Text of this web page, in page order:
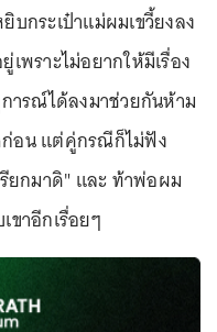
กระเป๋าแม่ผมเขวี้ยงลง
พราะไม่อยากให้มีเรื่อง
ารณ์ได้ลงมาช่วยกันห้าม
ก่อน แต่คู่กรณีก็ไม่ฟัง
ยกมาดิ" และ ท้าพ่อผม
าอีกเรื่อยๆ